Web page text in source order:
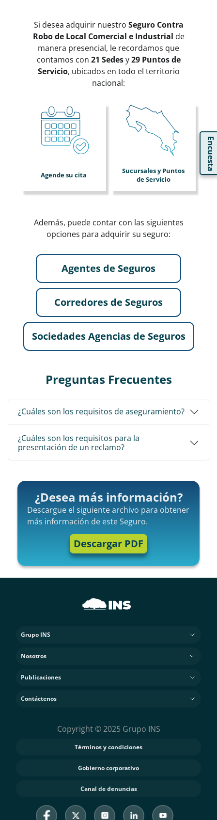
Encuesta
Si desea adquirir nuestro Seguro Contra
Robo de Local Comercial e Industrial de
manera presencial, le recordamos que
contamos con 21 Sedesy29 Puntos de
Servicio, ubicados en todo el territorio
nacional:
Agende su cita
Sucursales y Puntos
de Servicio
Además, puede contar con las siguientes
opciones para adquirir su seguro:
Agentes de Seguros
Corredores de Seguros
Sociedades Agencias de Seguros
Preguntas Frecuentes
¿Cuáles son los requisitos de aseguramiento?
¿Cuáles son los requisitos para la
presentación de un reclamo?
¿Desea más información?
Descargue el siguiente archivo para obtener
más información de este Seguro.
Descargar PDF
Grupo INS
Nosotros
Publicaciones
Contáctenos
Copyright © 2025 Grupo INS
Términos y condiciones
Gobierno corporativo
Canal de denuncias